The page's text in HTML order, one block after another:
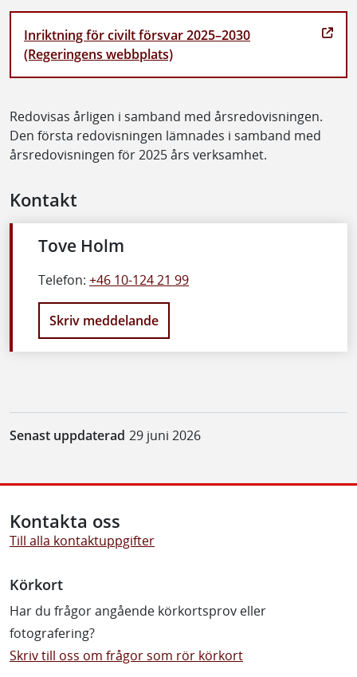
Inriktning för civilt försvar 2025–2030
(Regeringens webbplats)
Redovisas årligen i samband med årsredovisningen.
Den första redovisningen lämnades i samband med
årsredovisningen för 2025 års verksamhet.
Kontakt
Tove Holm
Telefon: +46 10-124 21 99
Skriv meddelande
Senast uppdaterad 29 juni 2026
Kontakta oss
Till alla kontaktuppgifter
Körkort
Har du frågor angående körkortsprov eller
fotografering?
Skriv till oss om frågor som rör körkort